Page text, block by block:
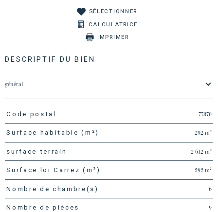
SÉLECTIONNER
CALCULATRICE
IMPRIMER
DESCRIPTIF DU BIEN
général
TRAD_PAMPERO_Caracteristique
Code postal 77870
Surface habitable (m²) 292 m²
surface terrain 2 612 m²
Surface loi Carrez (m²) 292 m²
Nombre de chambre(s) 6
Nombre de pièces 9